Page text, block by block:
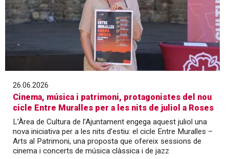
26.06.2026
Cinema, música i patrimoni, protagonistes del nou
cicle Entre Muralles per a les nits de juliol a Roses
L’Àrea de Cultura de l’Ajuntament engega aquest juliol una
nova iniciativa per a les nits d’estiu: el cicle Entre Muralles –
Arts al Patrimoni, una proposta que ofereix sessions de
cinema i concerts de música clàssica i de jazz